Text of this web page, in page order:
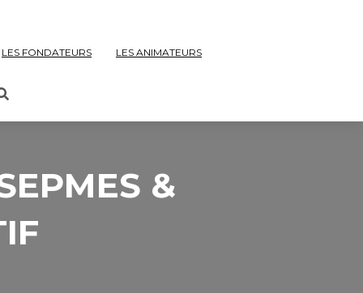
LES FONDATEURS LES ANIMATEURS
&